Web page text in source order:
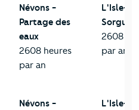
Névons -
Partage des
eaux
2608 heures
par an
L'Isle-
Sorgue
2608
par an
Névons -
L'Isle-